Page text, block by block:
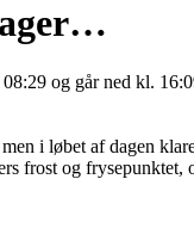
og går ned kl.
i løbet af dagen
frost og